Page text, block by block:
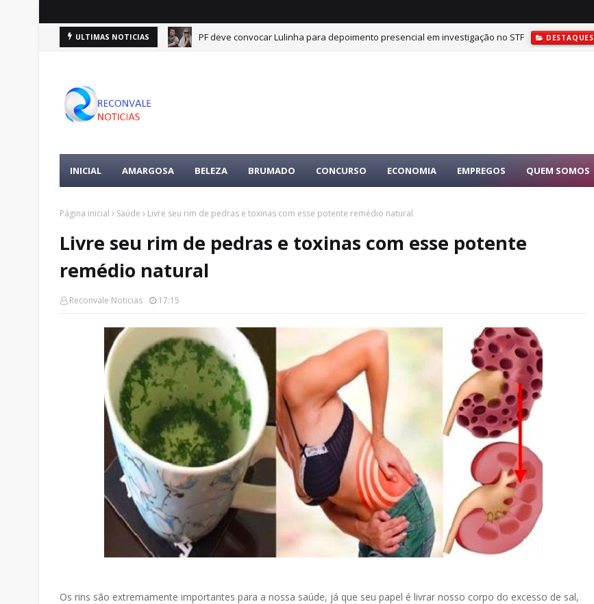
ULTIMAS NOTICIAS PF deve convocar Lulinha para depoimento presencial em investigação no STF DESTAQUES
INICIAL AMARGOSA BELEZA BRUMADO CONCURSO ECONOMIA EMPREGOS QUEM SOMOS
Página inicial Saúde Livre seu rim de pedras e toxinas com esse potente remédio natural
Livre seu rim de pedras e toxinas com esse potente
remédio natural
Reconvale Noticias 17:15
Os rins são extremamente importantes para a nossa saúde, já que seu papel é livrar nosso corpo do excesso de sal,